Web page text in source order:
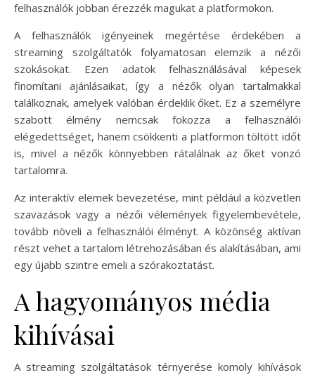
felhasználók jobban érezzék magukat a platformokon.
A felhasználók igényeinek megértése érdekében a
streaming szolgáltatók folyamatosan elemzik a nézői
szokásokat. Ezen adatok felhasználásával képesek
finomítani ajánlásaikat, így a nézők olyan tartalmakkal
találkoznak, amelyek valóban érdeklik őket. Ez a személyre
szabott élmény nemcsak fokozza a felhasználói
elégedettséget, hanem csökkenti a platformon töltött időt
is, mivel a nézők könnyebben rátalálnak az őket vonzó
tartalomra.
Az interaktív elemek bevezetése, mint például a közvetlen
szavazások vagy a nézői vélemények figyelembevétele,
tovább növeli a felhasználói élményt. A közönség aktívan
részt vehet a tartalom létrehozásában és alakításában, ami
egy újabb szintre emeli a szórakoztatást.
A hagyományos média
kihívásai
A streaming szolgáltatások térnyerése komoly kihívások